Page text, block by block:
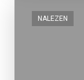
NALEZEN